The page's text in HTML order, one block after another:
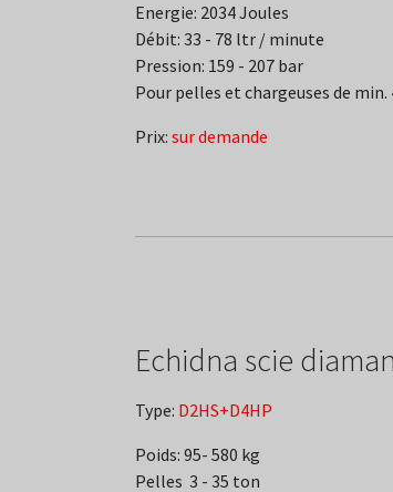
Energie: 2034 Joules
Débit: 33 - 78 ltr / minute
Pression: 159 - 207 bar
Pour pelles et chargeuses de min.
Prix: sur demande
Echidna scie
Type: D2HS+D4HP
Poids: 95- 580 kg
Pelles 3 - 35 ton